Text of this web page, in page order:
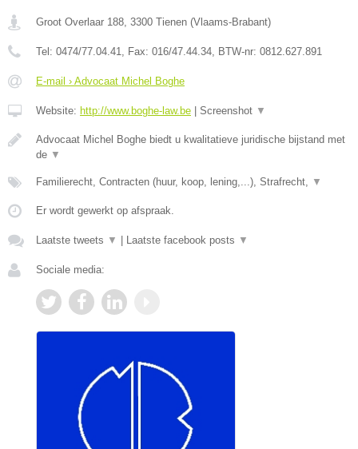
Groot Overlaar 188 3300 Tienen (Vlaams-Brabant)
Tel: 0474/77.04.41 , Fax: 016/47.44.34 , BTW-nr: ​0812.627.891
E-mail › Advocaat Michel Boghe
Website: http://www.boghe-law.be | Screenshot ▼
Advocaat Michel Boghe biedt u kwalitatieve juridische bijstand met
de ▼
Familierecht, Contracten (huur, koop, lening,...), Strafrecht, ▼
Er wordt gewerkt op afspraak.
Laatste tweets ▼ | Laatste facebook posts ▼
Sociale media: